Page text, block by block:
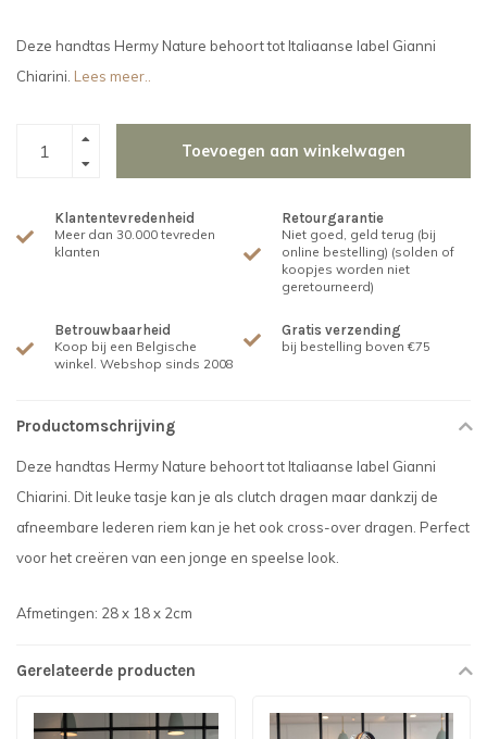
Deze handtas Hermy Nature behoort tot Italiaanse label Gianni
Chiarini. Lees meer..
Toevoegen aan winkelwagen
Klantentevredenheid
Meer dan 30.000 tevreden
klanten
Retourgarantie
Niet goed, geld terug (bij
online bestelling) (solden of
koopjes worden niet
geretourneerd)
Betrouwbaarheid
Koop bij een Belgische
winkel. Webshop sinds 2008
Gratis verzending
bij bestelling boven €75
Productomschrijving
Deze handtas Hermy Nature behoort tot Italiaanse label Gianni
Chiarini. Dit leuke tasje kan je als clutch dragen maar dankzij de
afneembare lederen riem kan je het ook cross-over dragen. Perfect
voor het creëren van een jonge en speelse look.
Afmetingen: 28 x 18 x 2cm
Gerelateerde producten